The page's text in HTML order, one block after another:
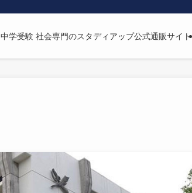
中学受験 社会専門のスタディアップ公式通販サイト